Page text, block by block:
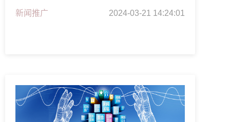
新闻推广 2024-03-21 14:24:01